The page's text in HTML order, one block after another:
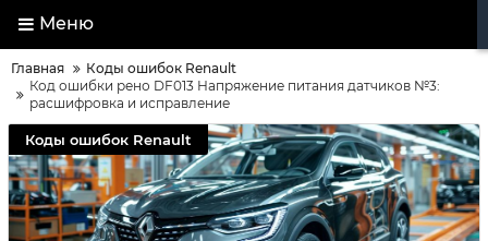
Меню
Главная
Коды ошибок Renault
Код ошибки рено DF013 Напряжение питания датчиков №3:
расшифровка и исправление
Коды ошибок Renault